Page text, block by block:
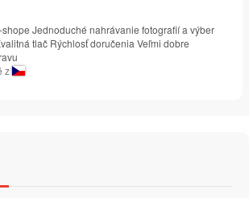
Jednoduché nahrávanie fotografií a výber
tlač Rýchlosť doručenia Veľmi dobre
z